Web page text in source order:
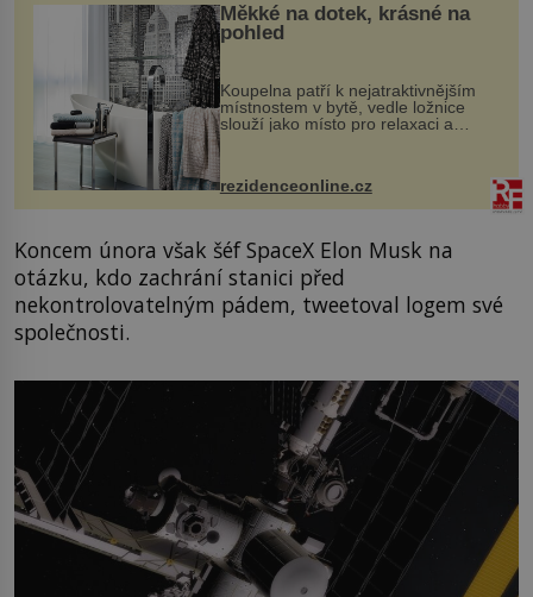
Měkké na dotek, krásné na
pohled
Koupelna patří k nejatraktivnějším
místnostem v bytě, vedle ložnice
slouží jako místo pro relaxaci a
odpočinek. Koupelnový textil –
ručníky, osušky a koberečky –
proutku...
rezidenceonline.cz
Koncem února však šéf SpaceX Elon Musk na
otázku, kdo zachrání stanici před
nekontrolovatelným pádem, tweetoval logem své
společnosti.